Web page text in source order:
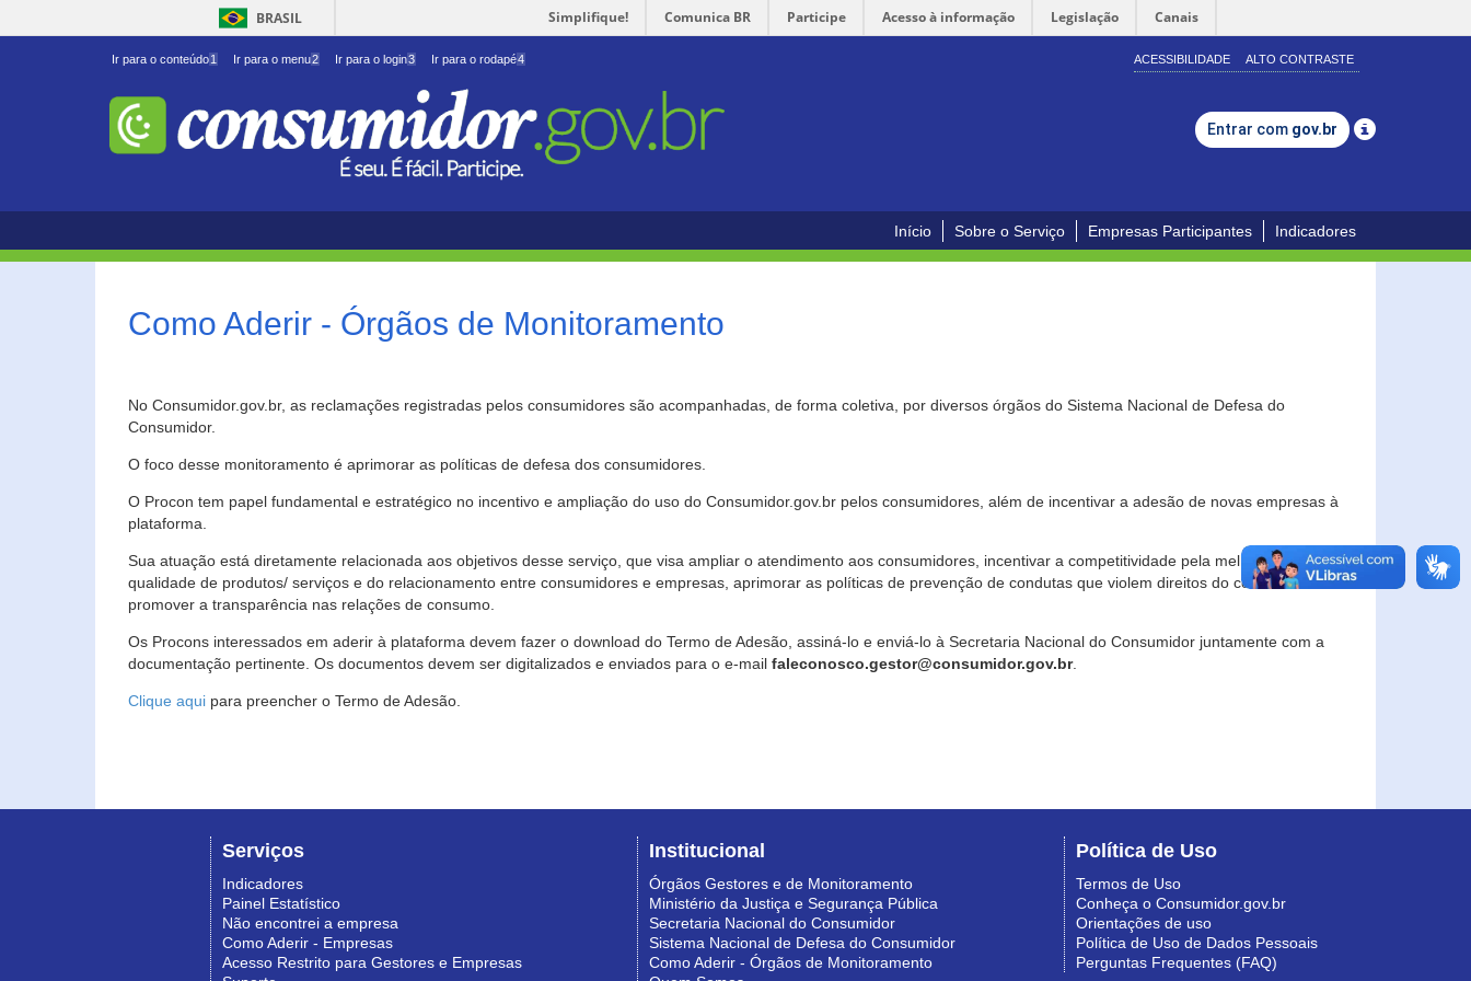
BRASIL Simplifique! Comunica BR Participe Acesso à informação Legislação Canais
Ir para o conteúdo1 Ir para o menu2 Ir para o login3 Ir para o rodapé4 ACESSIBILIDADE ALTO CONTRASTE
Entrar com gov.br
Início Sobre o Serviço Empresas Participantes Indicadores
Como Aderir - Órgãos de Monitoramento
No Consumidor.gov.br, as reclamações registradas pelos consumidores são acompanhadas, de forma coletiva, por diversos órgãos do Sistema Nacional de Defesa do
Consumidor.
O foco desse monitoramento é aprimorar as políticas de defesa dos consumidores.
O Procon tem papel fundamental e estratégico no incentivo e ampliação do uso do Consumidor.gov.br pelos consumidores, além de incentivar a adesão de novas empresas à
plataforma.
Sua atuação está diretamente relacionada aos objetivos desse serviço, que visa ampliar o atendimento aos consumidores, incentivar a competitividade pela melhoria da
qualidade de produtos/ serviços e do relacionamento entre consumidores e empresas, aprimorar as políticas de prevenção de condutas que violem direitos do consumidor e
promover a transparência nas relações de consumo.
Os Procons interessados em aderir à plataforma devem fazer o download do Termo de Adesão, assiná-lo e enviá-lo à Secretaria Nacional do Consumidor juntamente com a
documentação pertinente. Os documentos devem ser digitalizados e enviados para o e-mail faleconosco.gestor@consumidor.gov.br.
Clique aqui para preencher o Termo de Adesão.
Serviços
Indicadores
Painel Estatístico
Não encontrei a empresa
Como Aderir - Empresas
Acesso Restrito para Gestores e Empresas
Institucional
Órgãos Gestores e de Monitoramento
Ministério da Justiça e Segurança Pública
Secretaria Nacional do Consumidor
Sistema Nacional de Defesa do Consumidor
Como Aderir - Órgãos de Monitoramento
Política de Uso
Termos de Uso
Conheça o Consumidor.gov.br
Orientações de uso
Política de Uso de Dados Pessoais
Perguntas Frequentes (FAQ)